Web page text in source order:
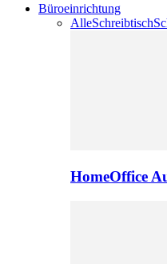
Büroeinrichtung
AlleSchreibtisch
HomeOffice